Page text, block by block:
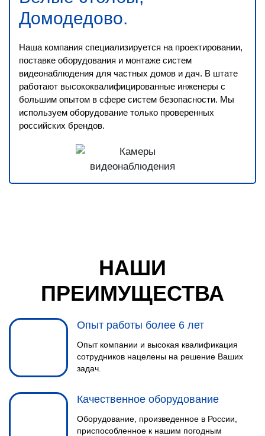
Домодедово.
Наша компания специализируется на проектировании,
поставке оборудования и монтаже систем
видеонаблюдения для частных домов и дач. В штате
работают высококвалифицированные инженеры с
большим опытом в сфере систем безопасности. Мы
используем оборудование только проверенных
российских брендов.
НАШИ
ПРЕИМУЩЕСТВА
Опыт работы более 6 лет
Опыт компании и высокая квалификация
сотрудников нацелены на решение Ваших
задач.
Качественное оборудование
Оборудование, произведенное в России,
приспособленное к нашим погодным